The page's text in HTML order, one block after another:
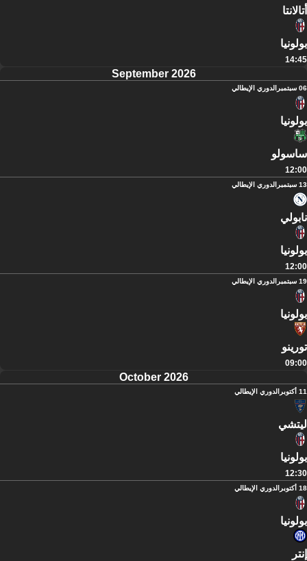
أتالانتا
بولونيا
14:45
September 2026
06 سبتمبر الدوري الإيطالي
بولونيا
ساسولو
12:00
13 سبتمبر الدوري الإيطالي
نابولي
بولونيا
12:00
19 سبتمبر الدوري الإيطالي
بولونيا
تورينو
09:00
October 2026
11 أكتوبر الدوري الإيطالي
ليتشي
بولونيا
12:30
18 أكتوبر الدوري الإيطالي
بولونيا
إنتر